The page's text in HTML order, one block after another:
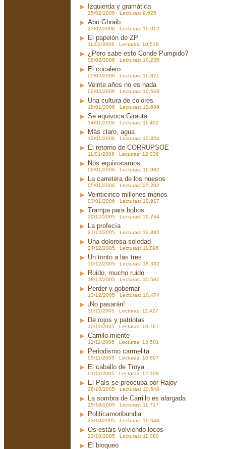
Izquierda y gramática
25/02/2006 Lecturas: 9.625
Abu Ghraib
23/02/2006 Lecturas: 10.012
El papelón de ZP
11/02/2006 Lecturas: 10.518
¿Pero sabe esto Conde Pumpido?
08/02/2006 Lecturas: 10.235
El cocalero
05/02/2006 Lecturas: 10.821
Veinte años no es nada
02/02/2006 Lecturas: 10.549
Una cultura de colores
18/01/2006 Lecturas: 13.689
Se equivoca Girauta
14/01/2006 Lecturas: 11.402
Más claro, agua
12/01/2006 Lecturas: 10.854
El retorno de CORRUPSOE
11/01/2006 Lecturas: 12.036
Nos equivocamos
09/01/2006 Lecturas: 10.992
La carretera de los huesos
05/01/2006 Lecturas: 25.202
Veinticinco millones menos
03/01/2006 Lecturas: 10.917
Trampa para bobos
29/12/2005 Lecturas: 19.764
La profecía
27/12/2005 Lecturas: 12.892
Una dolorosa soledad
24/12/2005 Lecturas: 11.096
Un tonto a las tres
19/12/2005 Lecturas: 18.332
Ruido, mucho ruido
18/12/2005 Lecturas: 10.581
Perder y gobernar
13/12/2005 Lecturas: 10.474
¡No pasarán!
30/11/2005 Lecturas: 11.427
De rojos y patriotas
30/11/2005 Lecturas: 10.767
Carrillo miente
12/11/2005 Lecturas: 13.501
Periodismo carmelita
05/11/2005 Lecturas: 10.897
El caballo de Troya
01/11/2005 Lecturas: 12.198
El País se preocupa por Rajoy
26/10/2005 Lecturas: 10.548
La sombra de Carrillo es alargada
25/10/2005 Lecturas: 11.717
Politicamoribundia
23/10/2005 Lecturas: 10.648
Os estáis volviendo locos
22/10/2005 Lecturas: 11.080
El bloqueo